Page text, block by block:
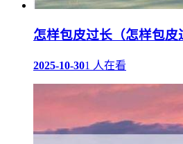
怎样包皮过长（怎样包皮
2025-10-301 人在看